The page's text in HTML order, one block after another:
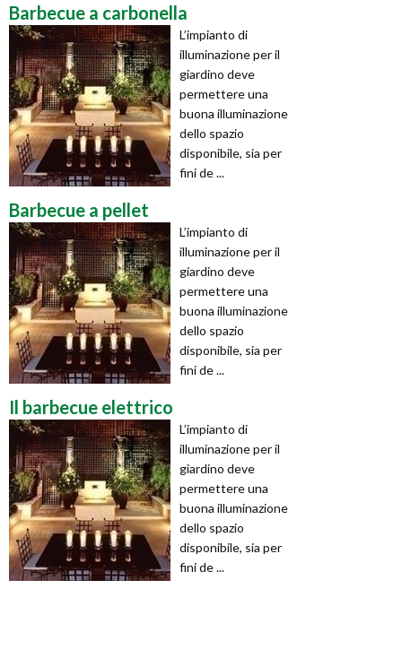
Barbecue a carbonella
L’impianto di
illuminazione per il
giardino deve
permettere una
buona illuminazione
dello spazio
disponibile, sia per
fini de ...
Barbecue a pellet
L’impianto di
illuminazione per il
giardino deve
permettere una
buona illuminazione
dello spazio
disponibile, sia per
fini de ...
Il barbecue elettrico
L’impianto di
illuminazione per il
giardino deve
permettere una
buona illuminazione
dello spazio
disponibile, sia per
fini de ...